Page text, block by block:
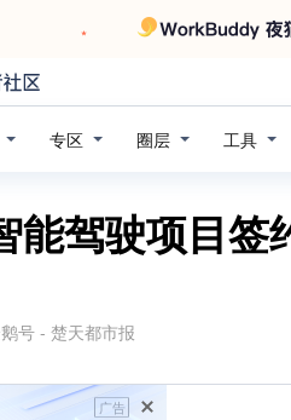
专区 圈层 工具
能驾驶项目签
号 - 楚天都市报
广告